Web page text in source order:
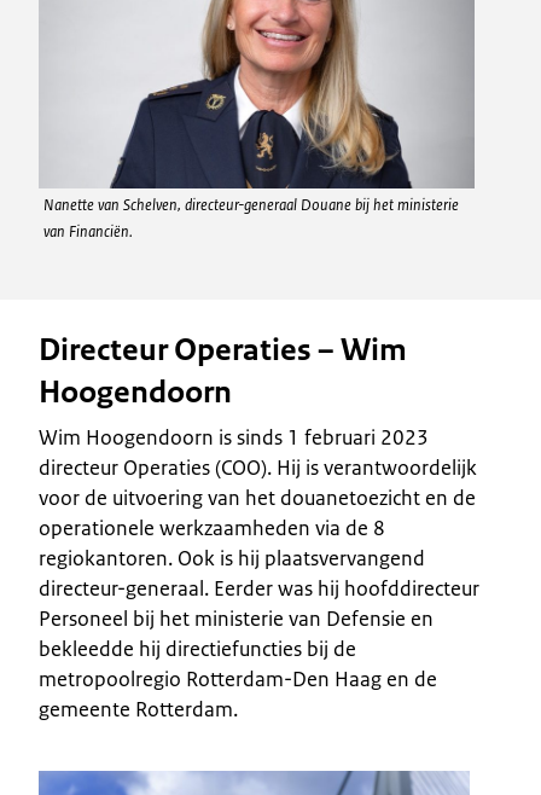
Nanette van Schelven, directeur-generaal Douane bij het ministerie
van Financiën.
Directeur Operaties – Wim
Hoogendoorn
Wim Hoogendoorn is sinds 1 februari 2023
directeur Operaties (COO). Hij is verantwoordelijk
voor de uitvoering van het douanetoezicht en de
operationele werkzaamheden via de 8
regiokantoren. Ook is hij plaatsvervangend
directeur-generaal. Eerder was hij hoofddirecteur
Personeel bij het ministerie van Defensie en
bekleedde hij directiefuncties bij de
metropoolregio Rotterdam-Den Haag en de
gemeente Rotterdam.